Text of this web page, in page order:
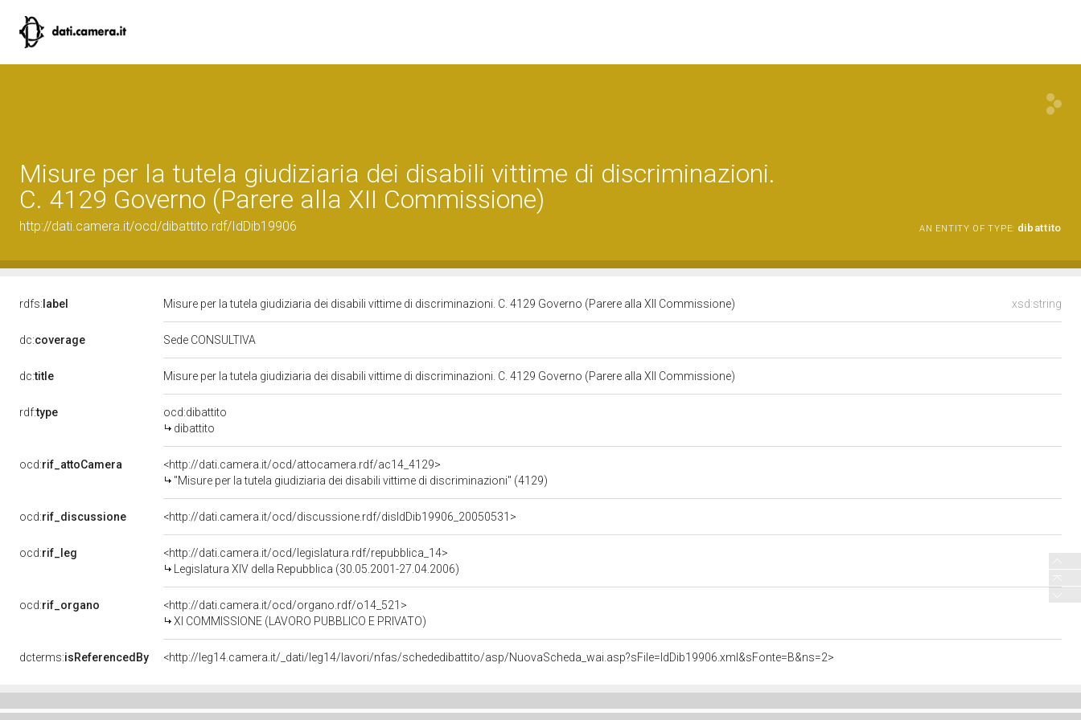
Misure per la tutela giudiziaria dei disabili vittime di discriminazioni.
C. 4129 Governo (Parere alla XII Commissione)
http://dati.camera.it/ocd/dibattito.rdf/IdDib19906 AN ENTITY OF TYPE: dibattito
rdfs: label xsd:string
Misure per la tutela giudiziaria dei disabili vittime di discriminazioni. C. 4129 Governo (Parere alla XII Commissione)
dc:coverage Sede CONSULTIVA
dc:title Misure per la tutela giudiziaria dei disabili vittime di discriminazioni. C. 4129 Governo (Parere alla XII Commissione)
rdf:type
ocd:dibattito
dibattito
ocd:rif_attoCamera
<http://dati.camera.it/ocd/attocamera.rdf/ac14_4129>
"Misure per la tutela giudiziaria dei disabili vittime di discriminazioni" (4129)
ocd:rif_discussione <http://dati.camera.it/ocd/discussione.rdf/disIdDib19906_20050531>
ocd:rif_leg
<http://dati.camera.it/ocd/legislatura.rdf/repubblica_14>
Legislatura XIV della Repubblica (30.05.2001-27.04.2006)
ocd:rif_organo
<http://dati.camera.it/ocd/organo.rdf/o14_521>
XI COMMISSIONE (LAVORO PUBBLICO E PRIVATO)
dcterms:isReferencedBy <http://leg14.camera.it/_dati/leg14/lavori/nfas/schededibattito/asp/NuovaScheda_wai.asp?sFile=IdDib19906.xml&sFonte=B&ns=2>